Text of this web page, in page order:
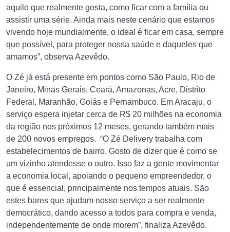
aquilo que realmente gosta, como ficar com a família ou
assistir uma série. Ainda mais neste cenário que estamos
vivendo hoje mundialmente, o ideal é ficar em casa, sempre
que possível, para proteger nossa saúde e daqueles que
amamos”, observa Azevêdo.
O Zé já está presente em pontos como São Paulo, Rio de
Janeiro, Minas Gerais, Ceará, Amazonas, Acre, Distrito
Federal, Maranhão, Goiás e Pernambuco. Em Aracaju, o
serviço espera injetar cerca de R$ 20 milhões na economia
da região nos próximos 12 meses, gerando também mais
de 200 novos empregos. “O Zé Delivery trabalha com
estabelecimentos de bairro. Gosto de dizer que é como se
um vizinho atendesse o outro. Isso faz a gente movimentar
a economia local, apoiando o pequeno empreendedor, o
que é essencial, principalmente nos tempos atuais. São
estes bares que ajudam nosso serviço a ser realmente
democrático, dando acesso a todos para compra e venda,
independentemente de onde morem”, finaliza Azevêdo.